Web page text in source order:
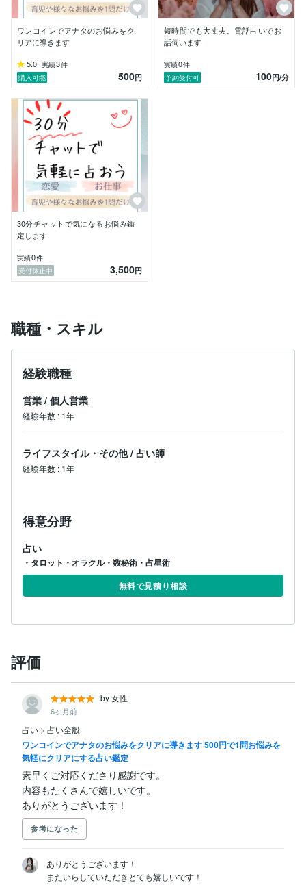
あなたの心に寄り添うアドバイスをいたします。
力を養っていただくことを目標としています。
悩みや迷いを一緒に整理していきましょう。誰にも言え
ないお悩みも安心してご相談ください。
疑問やご質問は、お気軽にダイレクトメッセージくださ
いね
ワンコインでアナタのお悩みをク
リアに導きます
5.0 実績3件
購入可能
500円
短時間でも大丈夫。電話占いでお
話伺います
実績0件
予約受付可
100円/分
30分チャットで気になるお悩み鑑
定します
実績0件
受付休止中
3,500円
職種・スキル
経験職種
営業 / 個人営業
経験年数 : 1年
ライフスタイル・その他 / 占い師
経験年数 : 1年
得意分野
占い
・タロット・オラクル・数秘術・占星術
無料で見積り相談
評価
by 女性
6ヶ月前
占い > 占い全般
ワンコインでアナタのお悩みをクリアに導きます 500円で1問お悩みを
気軽にクリアにする占い鑑定
素早くご対応くださり感謝です。
内容もたくさんで嬉しいです。
ありがとうございます！
参考になった
ありがとうございます！
またいらしていただきとても嬉しいです！